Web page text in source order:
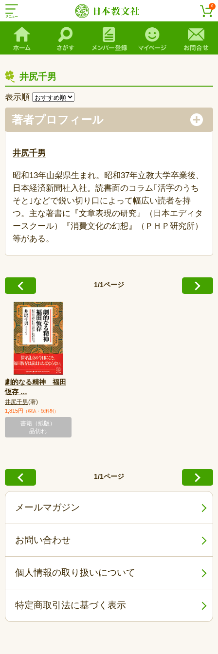
0
井尻千男
表示順
著者プロフィール
井尻千男
昭和13年山梨県生まれ。昭和37年立教大学卒業後、
日本経済新聞社入社。読書面のコラム｢活字のうち
そと｣などで鋭い切り口によって幅広い読者を持
つ。主な著書に『文章表現の研究』（日本エディタ
ースクール）『消費文化の幻想』（ＰＨＰ研究所）
等がある。
1/1ページ
劇的なる精神 福田
恆存 …
井尻千男(著)
1,815円 （税込・送料別）
書籍（紙版）
品切れ
1/1ページ
メールマガジン
お問い合わせ
個人情報の取り扱いについて
特定商取引法に基づく表示